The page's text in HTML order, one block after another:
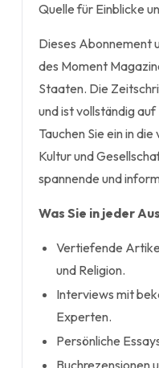
Quelle für Einblicke
Dieses Abonnement
des Moment
Staaten. Die
und ist vollständig
Tauchen Sie ein in
Kultur und
spannende und
Was Sie in jeder
Vertiefende
und Religion.
Interviews mit
Experten.
Persönliche
Buchrezensionen